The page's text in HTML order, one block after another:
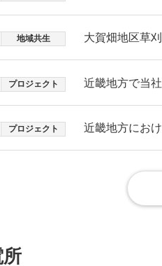
地域共生 大賀畑地区草
プロジェクト 近畿地方で当
プロジェクト 近畿地方にお